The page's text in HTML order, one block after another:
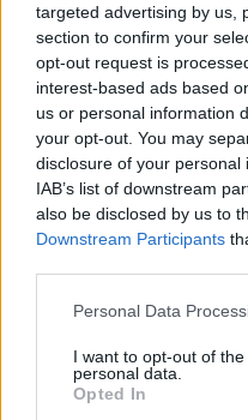
targeted advertising by us,
section to confirm your
opt-out request is
interest-based ads based
us or personal information
your opt-out. You may
disclosure of your
IAB’s list of downstream
also be disclosed by us to
Downstream Participants
Please note that this
not limited to your visit or
grant or deny consent to
use your data for below
Personal Data
I want to opt-out of
personal data.
Opted In
Címkék: #kemuri
#summer game fest 2026
Platformok: